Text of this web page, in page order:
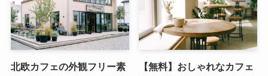
北欧カフェの外観フリー素
【無料】おしゃれなカフェ